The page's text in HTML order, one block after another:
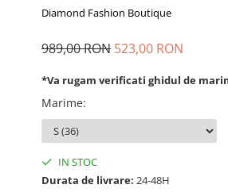
Diamond Fashion Boutique
989,00 RON 523,00 RON
*Va rugam verificati ghidul de
Marime:
IN STOC
Durata de livrare: 24-48H